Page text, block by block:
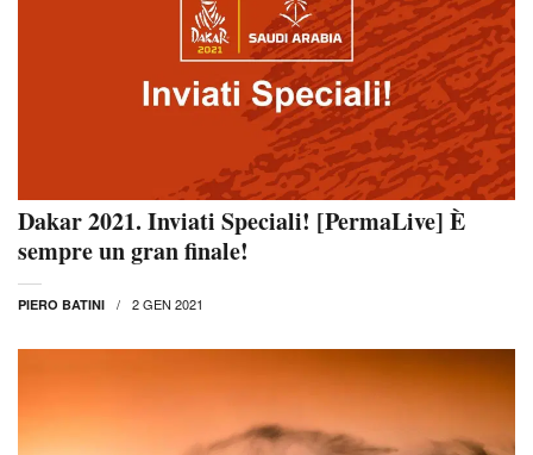
Dakar 2021. Inviati Speciali! [PermaLive] È
sempre un gran finale!
PIERO BATINI 2 GEN 2021